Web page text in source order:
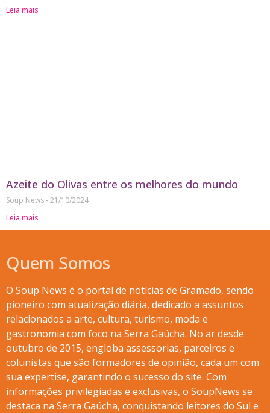
Leia mais
Azeite do Olivas entre os melhores do mundo
Soup News 21/10/2024
Leia mais
Quem Somos
O Soup News é o portal de notícias de Gramado, sendo
pioneiro com atualização diária, dedicado a assuntos
relacionados a arte, cultura, turismo, moda e
gastronomia com foco na Serra Gaúcha. No ar desde
outubro de 2015, engloba assessorias, parceiros e
colunistas que são formadores de opinião, cada um com
sua expertise, garantindo o sucesso do site. Com
informações privilegiadas e exclusivas, o SoupNews se
destaca na Serra Gaúcha, conquistando leitores do Sul e